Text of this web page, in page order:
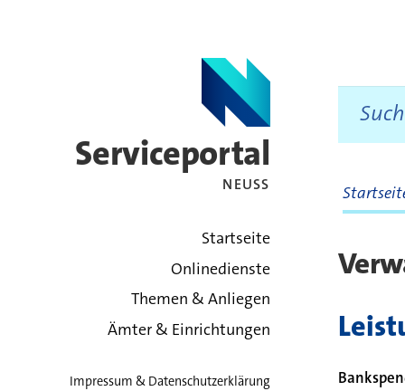
Serviceportal
NEUSS
zurück zur
Startseite
Onlinedienste
Themen & Anliegen
Ämter & Einrichtungen
Impressum & Datenschutzerklärung